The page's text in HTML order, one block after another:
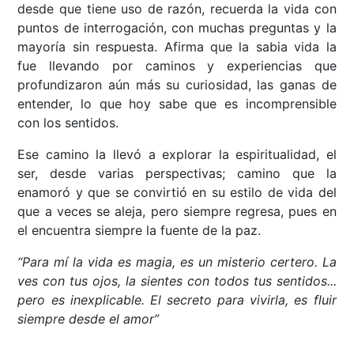
desde que tiene uso de razón, recuerda la vida con
puntos de interrogación, con muchas preguntas y la
mayoría sin respuesta. Afirma que la sabia vida la
fue llevando por caminos y experiencias que
profundizaron aún más su curiosidad, las ganas de
entender, lo que hoy sabe que es incomprensible
con los sentidos.
Ese camino la llevó a explorar la espiritualidad, el
ser, desde varias perspectivas; camino que la
enamoró y que se convirtió en su estilo de vida del
que a veces se aleja, pero siempre regresa, pues en
el encuentra siempre la fuente de la paz.
“Para mí la vida es magia, es un misterio certero. La
ves con tus ojos, la sientes con todos tus sentidos...
pero es inexplicable. El secreto para vivirla, es fluir
siempre desde el amor”